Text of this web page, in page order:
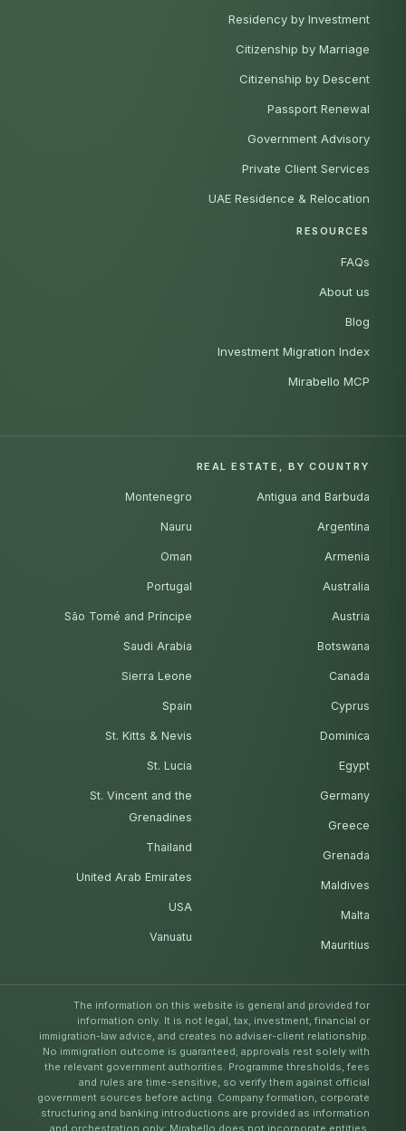
Residency by Investment
Citizenship by Marriage
Citizenship by Descent
Passport Renewal
Government Advisory
Private Client Services
UAE Residence & Relocation
RESOURCES
FAQs
About us
Blog
Investment Migration Index
Mirabello MCP
REAL ESTATE, BY COUNTRY
Antigua and Barbuda
Argentina
Armenia
Australia
Austria
Botswana
Canada
Cyprus
Dominica
Egypt
Germany
Greece
Grenada
Maldives
Malta
Mauritius
Montenegro
Nauru
Oman
Portugal
São Tomé and Príncipe
Saudi Arabia
Sierra Leone
Spain
St. Kitts & Nevis
St. Lucia
St. Vincent and the
Grenadines
Thailand
United Arab Emirates
USA
Vanuatu
The information on this website is general and provided for
information only. It is not legal, tax, investment, financial or
immigration-law advice, and creates no adviser-client relationship.
No immigration outcome is guaranteed; approvals rest solely with
the relevant government authorities. Programme thresholds, fees
and rules are time-sensitive, so verify them against official
government sources before acting. Company formation, corporate
structuring and banking introductions are provided as information
and orchestration only: Mirabello does not incorporate entities,